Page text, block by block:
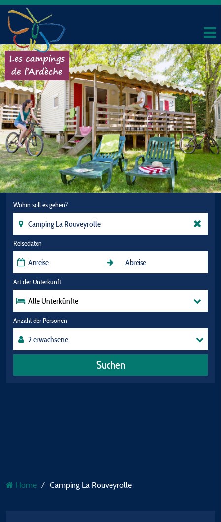
Wohin soll es gehen?
Reisedaten
Art der Unterkunft
Alle Unterkünfte
Anzahl der Personen
Suchen
Home Camping La Rouveyrolle